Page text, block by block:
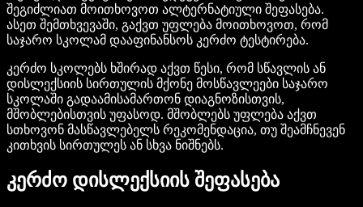
შეგიძლიათ მოითხოვოთ ალტერნატიული შეფასება.
ასეთ შემთხვევაში, გაქვთ უფლება მოითხოვოთ, რომ
საჯარო სკოლამ დააფინანსოს კერძო ტესტირება.
კერძო სკოლებს ხშირად აქვთ წესი, რომ სწავლის ან
დისლექსიის სირთულის მქონე მოსწავლეები საჯარო
სკოლაში გადაამისამართონ დიაგნოზისთვის,
მშობლებისთვის უფასოდ. მშობლებს უფლება აქვთ
სთხოვონ მასწავლებელს რეკომენდაცია, თუ შეამჩნევენ
კითხვის სირთულეს ან სხვა ნიშნებს.
კერძო დისლექსიის შეფასება